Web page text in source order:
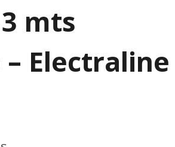
mts
Electraline